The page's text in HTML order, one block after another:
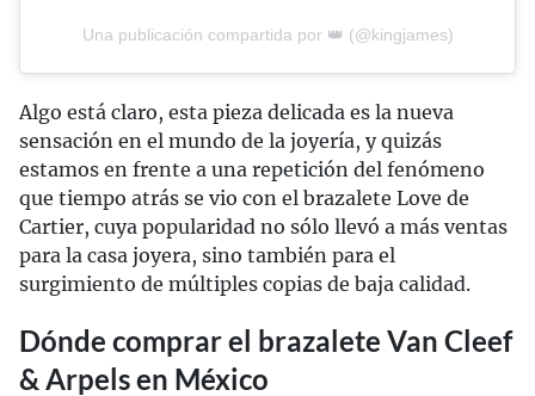
Una publicación compartida por 👑 (@kingjames)
Algo está claro, esta pieza delicada es la nueva
sensación en el mundo de la joyería, y quizás
estamos en frente a una repetición del fenómeno
que tiempo atrás se vio con el brazalete Love de
Cartier, cuya popularidad no sólo llevó a más ventas
para la casa joyera, sino también para el
surgimiento de múltiples copias de baja calidad.
Dónde comprar el brazalete Van Cleef
& Arpels en México